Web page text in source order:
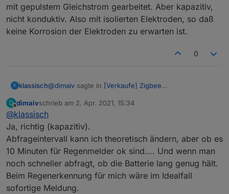
mit gepulstem Gleichstrom gearbeitet. Aber kapazitiv,
nicht konduktiv. Also mit isolierten Elektroden, so daß
keine Korrosion der Elektroden zu erwarten ist.
0
K klassisch@dimaiv sagte in [Verkaufe] Zigbee
Sensor springt die Anzeige von 0% auf 6%,
und mit 3 Tropfen auf 15-20%. Aber es ist ein
batteriebetriebene Sensor, ohne die Firmware
anzupassen, wird es nur 2 mal pro Stunde
gemessen und übertragen.
Vielen Dank fürs Testen!
30 min ist schon etwas lang für einen Regensensor -
für einen Bodenfeuchtesensor sicher mehr als
genug. Leider habe ich keine
Entwicklungsumgebung für den CC2530. Wenn ich
das richtig verstanden habe, wird mit gepulstem
Gleichstrom gearbeitet. Aber kapazitiv, nicht
D
Offline
dimaivschrieb am 2. Apr. 2021, 15:34
zuletzt editiert von
@klassisch
Ja, richtig (kapazitiv).
Abfrageintervall kann ich theoretisch ändern, aber ob es
10 Minuten für Regenmelder ok sind.... Und wenn man
noch schneller abfragt, ob die Batterie lang genug hält.
Beim Regenerkennung für mich wäre im Idealfall
sofortige Meldung.